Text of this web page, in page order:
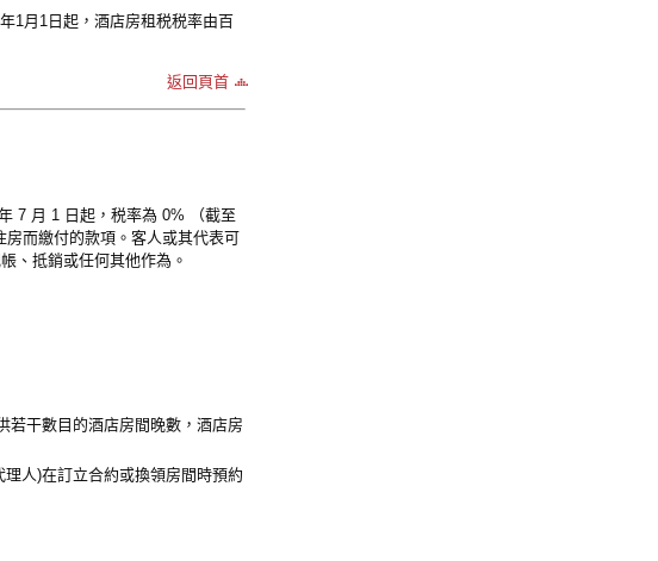
1月1日起，酒店房租税税率由百
返回頁首
7 月 1 日起，税率為 0% （截至
而繳付的款項。客人或其代表可
、抵銷或任何其他作為。
若干數目的酒店房間晚數，酒店房
人)在訂立合約或換領房間時預約